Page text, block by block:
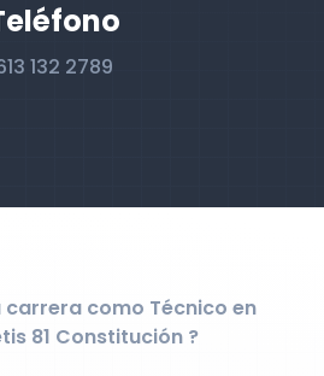
132 2789
carrera como Técnico en
81 Constitución ?